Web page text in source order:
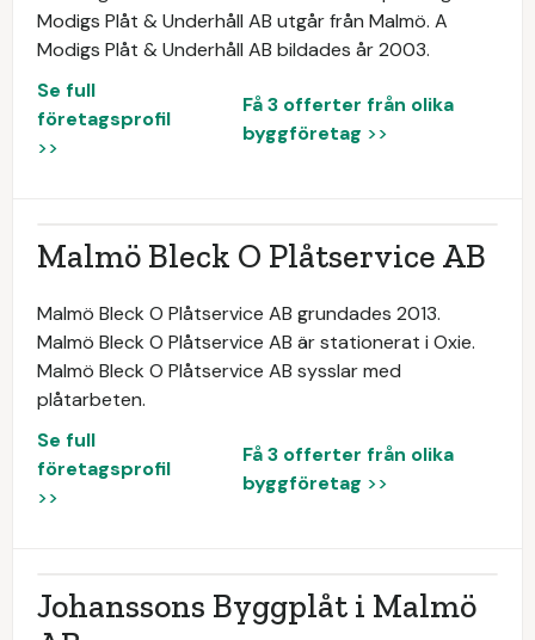
Modigs Plåt & Underhåll AB utgår från Malmö. A
Modigs Plåt & Underhåll AB bildades år 2003.
Se full
företagsprofil
>>
Få 3 offerter från olika
byggföretag >>
Malmö Bleck O Plåtservice AB
Malmö Bleck O Plåtservice AB grundades 2013.
Malmö Bleck O Plåtservice AB är stationerat i Oxie.
Malmö Bleck O Plåtservice AB sysslar med
plåtarbeten.
Se full
företagsprofil
>>
Få 3 offerter från olika
byggföretag >>
Johanssons Byggplåt i Malmö